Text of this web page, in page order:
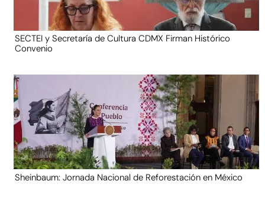
SECTEI y Secretaría de Cultura CDMX Firman Histórico
Convenio
Sheinbaum: Jornada Nacional de Reforestación en México